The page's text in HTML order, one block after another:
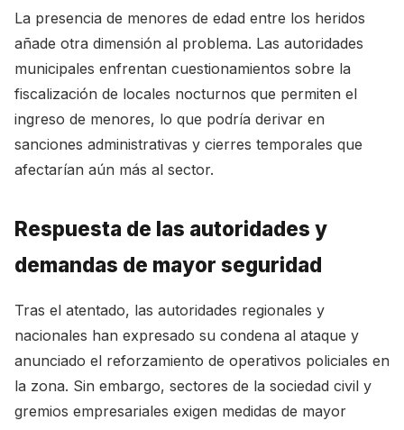
La presencia de menores de edad entre los heridos
añade otra dimensión al problema. Las autoridades
municipales enfrentan cuestionamientos sobre la
fiscalización de locales nocturnos que permiten el
ingreso de menores, lo que podría derivar en
sanciones administrativas y cierres temporales que
afectarían aún más al sector.
Respuesta de las autoridades y
demandas de mayor seguridad
Tras el atentado, las autoridades regionales y
nacionales han expresado su condena al ataque y
anunciado el reforzamiento de operativos policiales en
la zona. Sin embargo, sectores de la sociedad civil y
gremios empresariales exigen medidas de mayor